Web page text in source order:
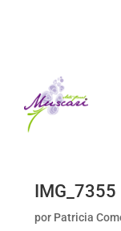
IMG_7355
por Patricia